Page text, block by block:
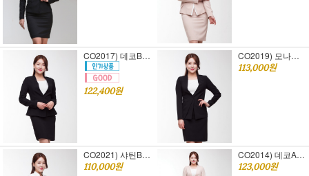
CO2017) 데코B 스커트세트 [여자면접정장]S,M,L
122,400원
CO2019) 모나코C 스커트세트 [여자면접정장]S,M,L
113,000원
CO2021) 샤틴B 스커트세트 [여자면접정장]S,M,L
110,000원
CO2014) 데코A 바지세트 [여자면접정장]S,M,L
123,000원